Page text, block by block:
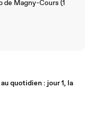
de Magny-Cours (1
quotidien : jour 1, la